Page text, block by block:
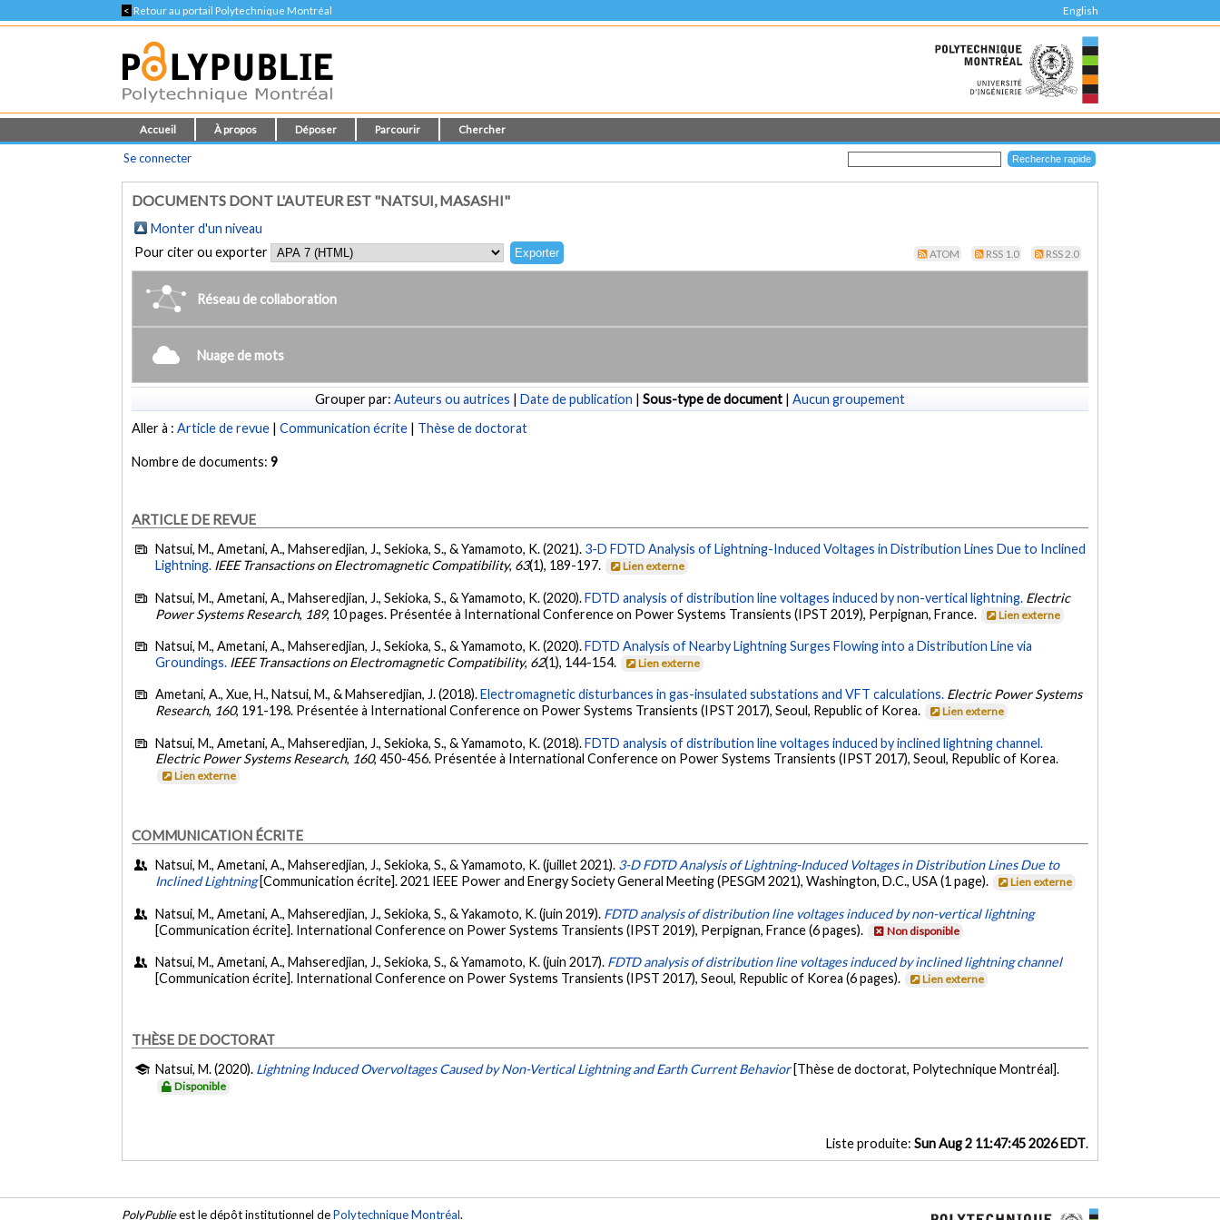
< Retour au portail Polytechnique Montréal English
Accueil À propos Déposer Parcourir Chercher
Se connecter
DOCUMENTS DONT L'AUTEUR EST "NATSUI, MASASHI"
Monter d'un niveau
Pour citer ou exporter
ATOM RSS 1.0 RSS 2.0
Réseau de collaboration
Nuage de mots
Grouper par: Auteurs ou autrices | Date de publication | Sous-type de document | Aucun groupement
Aller à :Article de revue |Communication écrite | Thèse de doctorat
Nombre de documents:9
ARTICLE DE REVUE
Natsui, M., Ametani, A., Mahseredjian, J., Sekioka, S., & Yamamoto, K. (2021). 3-D FDTD Analysis of Lightning-Induced Voltages in Distribution Lines Due to Inclined
Lightning. IEEE Transactions on Electromagnetic Compatibility, 63(1), 189-197. Lien externe
Natsui, M., Ametani, A., Mahseredjian, J., Sekioka, S., & Yamamoto, K. (2020).FDTD analysis of distribution line voltages induced by non-vertical lightning. Electric
Power Systems Research, 189, 10 pages. Présentée à International Conference on Power Systems Transients (IPST 2019), Perpignan, France. Lien externe
Natsui, M., Ametani, A., Mahseredjian, J., Sekioka, S., & Yamamoto, K. (2020).FDTD Analysis of Nearby Lightning Surges Flowing into a Distribution Line via
Groundings. IEEE Transactions on Electromagnetic Compatibility, 62(1), 144-154. Lien externe
Ametani, A., Xue, H., Natsui, M., & Mahseredjian, J. (2018).Electromagnetic disturbances in gas-insulated substations and VFT calculations. Electric Power Systems
Research, 160, 191-198. Présentée à International Conference on Power Systems Transients (IPST 2017), Seoul, Republic of Korea. Lien externe
Natsui, M., Ametani, A., Mahseredjian, J., Sekioka, S., & Yamamoto, K. (2018).FDTD analysis of distribution line voltages induced by inclined lightning channel.
Electric Power Systems Research, 160, 450-456. Présentée à International Conference on Power Systems Transients (IPST 2017), Seoul, Republic of Korea.
Lien externe
COMMUNICATION ÉCRITE
Natsui, M., Ametani, A., Mahseredjian, J., Sekioka, S., & Yamamoto, K. (juillet 2021). 3-D FDTD Analysis of Lightning-Induced Voltages in Distribution Lines Due to
Inclined Lightning [Communication écrite]. 2021 IEEE Power and Energy Society General Meeting (PESGM 2021), Washington, D.C., USA (1 page). Lien externe
Natsui, M., Ametani, A., Mahseredjian, J., Sekioka, S., & Yakamoto, K. (juin 2019). FDTD analysis of distribution line voltages induced by non-vertical lightning
[Communication écrite]. International Conference on Power Systems Transients (IPST 2019), Perpignan, France (6 pages).
Non disponible
Natsui, M., Ametani, A., Mahseredjian, J., Sekioka, S., & Yamamoto, K. (juin 2017). FDTD analysis of distribution line voltages induced by inclined lightning channel
[Communication écrite]. International Conference on Power Systems Transients (IPST 2017), Seoul, Republic of Korea (6 pages).
Lien externe
THÈSE DE DOCTORAT
Natsui, M. (2020). Lightning Induced Overvoltages Caused by Non-Vertical Lightning and Earth Current Behavior [Thèse de doctorat, Polytechnique Montréal].
Disponible
Liste produite: Sun Aug 2 11:47:45 2026 EDT.
PolyPublieest le dépôt institutionnel dePolytechnique Montréal.